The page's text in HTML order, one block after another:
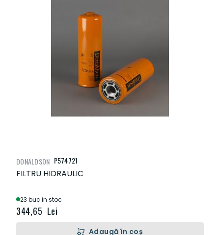
P574721
FILTRU HIDRAULIC
23 buc în stoc
344,65 Lei
DONALDSON
Adaugă în coș